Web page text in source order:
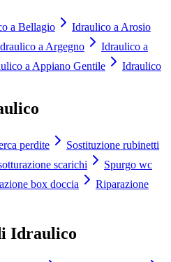
a Bellagio Idraulico a Arosio
a Argegno Idraulico a
a Appiano Gentile
Idraulico
perdite
Sostituzione rubinetti
scarichi
Spurgo wc
box doccia
Riparazione
Idraulico